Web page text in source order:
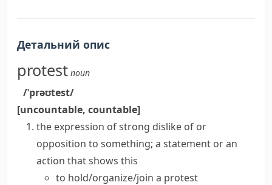
Детальний опис
protest noun
/ˈprəʊtest/
[uncountable, countable]
the expression of strong dislike of or
opposition to something; a statement or an
action that shows this
to hold/organize/join a protest